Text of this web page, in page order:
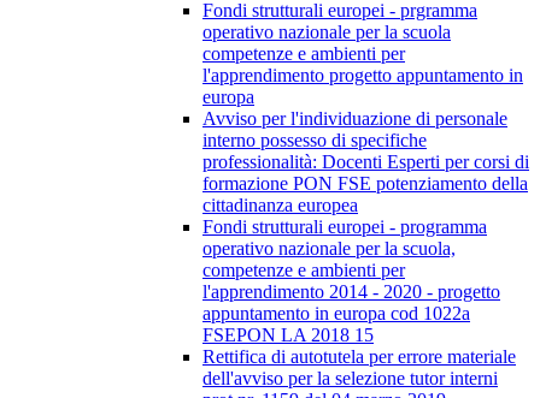
Fondi strutturali europei - prgramma
operativo nazionale per la scuola
competenze e ambienti per
l'apprendimento progetto appuntamento in
europa
Avviso per l'individuazione di personale
interno possesso di specifiche
professionalità: Docenti Esperti per corsi di
formazione PON FSE potenziamento della
cittadinanza europea
Fondi strutturali europei - programma
operativo nazionale per la scuola,
competenze e ambienti per
l'apprendimento 2014 - 2020 - progetto
appuntamento in europa cod 1022a
FSEPON LA 2018 15
Rettifica di autotutela per errore materiale
dell'avviso per la selezione tutor interni